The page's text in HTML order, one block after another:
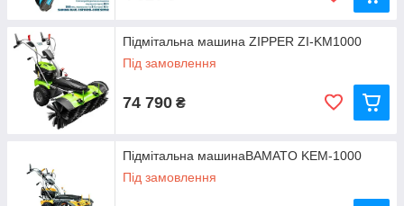
Підмітальна машина ZIPPER ZI-KM1000
Під замовлення
74 790 ₴
Підмітальна машинаBAMATO KEM-1000
Під замовлення